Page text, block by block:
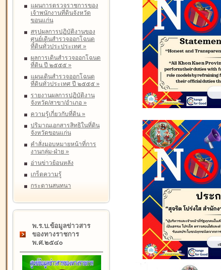
แผนการตรวจราชการของ
เจ้าพนักงานที่ดินจังหวัด
ขอนแก่น
สรุปผลการปฏิบัติงานของ
ศูนย์เดินสำรวจออกโฉนด
ที่ดินทั่วประประเทศ »
ผลการเดินสำรวจออกโฉนด
ที่ดิน ปี ๒๕๕๕ »
แผนเดินสำรวจออกโฉนด
ที่ดินทั่วประเทศ ปี ๒๕๕๕ »
รายงานผลการปฏิบัติงาน
จังหวัด/สาขา/อำเภอ »
ความรู้เกี่ยวกับที่ดิน »
ปริมาณเอกสารสิทธิในที่ดิน
จังหวัดขอนแก่น
คำสั่งมอบหมายหน้าที่การ
งานกลุ่ม-ฝ่าย »
อ่านข่าวย้อนหลัง
เกร็ดความรู้
กระดานสนทนา
พ.ร.บ.ข้อมูลข่าวสาร
ของทางราชการ
พ.ศ.๒๕๔๐